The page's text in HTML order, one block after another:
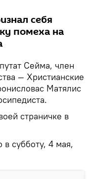
себя
помеха на
Сейма, член
— Христианские
Матялис
страничке в
субботу, 4 мая,